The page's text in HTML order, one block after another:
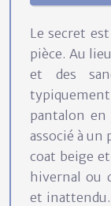
Le secret
pièce. Au
et des
pantalon
associé à
coat beige
hivernal ou
et